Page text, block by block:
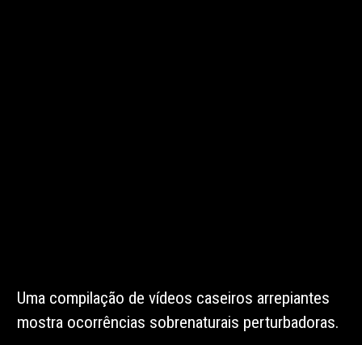
Uma compilação de vídeos caseiros arrepiantes
mostra ocorrências sobrenaturais perturbadoras.